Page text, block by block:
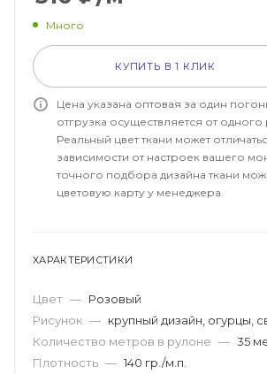
Много
КУПИТЬ В 1 КЛИК
Цена указана оптовая за один
отгрузка осуществляется от одного
Реальный цвет ткани может
зависимости от настроек вашего
точного подбора дизайна ткани
цветовую карту у менеджера.
ХАРАКТЕРИСТИКИ
Цвет — Розовый
Рисунок — крупный дизайн, огурцы,
Количество метров в рулоне — 35
Плотность — 140 гр./м.п.